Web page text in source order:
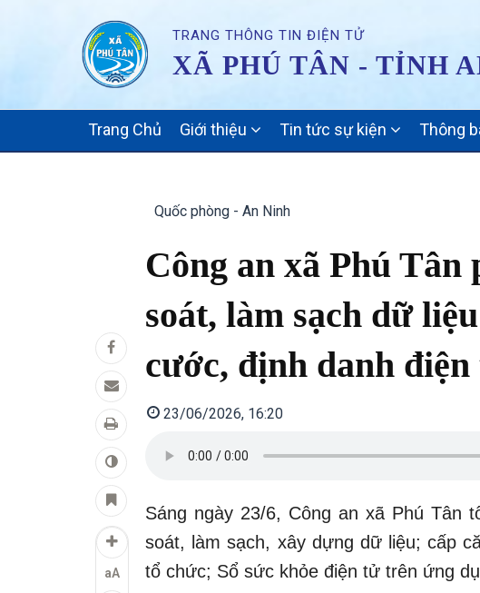
TRANG THÔNG TIN ĐIỆN TỬ
XÃ PHÚ TÂN - TỈNH
NAVIGATION
Trang Chủ Giới thiệu Tin tức sự kiện Thông
aA
Quốc phòng - An Ninh
Công an xã Phú
soát, làm sạch dữ
cước, định danh
23/06/2026, 16:20
Sáng ngày 23/6, Công an xã Phú Tân
soát, làm sạch, xây dựng dữ liệu; cấp
tổ chức; Sổ sức khỏe điện tử trên ứng